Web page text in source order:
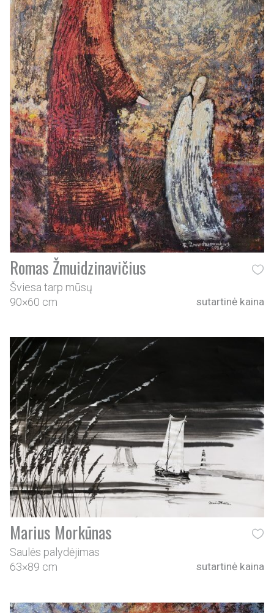
Romas Žmuidzinavičius
Šviesa tarp mūsų
90×60 cm
sutartinė kaina
Marius Morkūnas
Saulės palydėjimas
63×89 cm
sutartinė kaina